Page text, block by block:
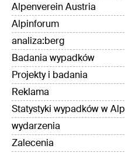
Alpenverein Austria
Alpinforum
analiza:berg
Badania wypadków
Projekty i badania
Reklama
Statystyki wypadków w
wydarzenia
Zalecenia